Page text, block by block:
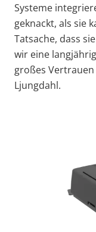
Systeme
geknackt, als sie
Tatsache, dass
wir eine
großes
Ljungdahl.